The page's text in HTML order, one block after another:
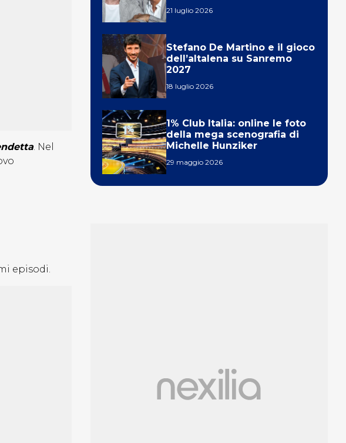
. Nel
episodi.
21 luglio 2026
Stefano De Martino e il gioco
dell’altalena su Sanremo
2027
18 luglio 2026
1% Club Italia: online le foto
della mega scenografia di
Michelle Hunziker
29 maggio 2026